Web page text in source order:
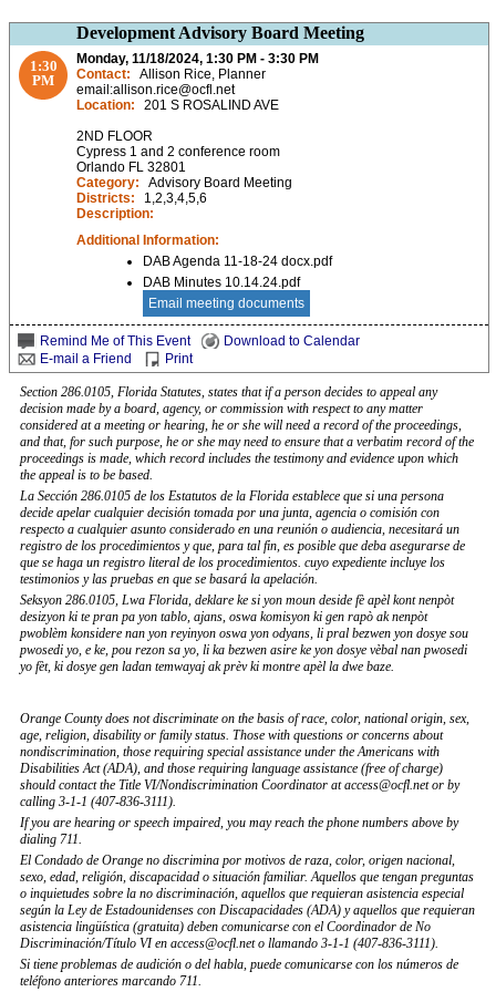
Development Advisory Board Meeting
1:30
PM
Monday, 11/18/2024, 1:30 PM - 3:30 PM
Contact:
Allison Rice, Planner
email:allison.rice@ocfl.net
Location:
201 S ROSALIND AVE
2ND FLOOR
Cypress 1 and 2 conference room
Orlando FL 32801
Category:
Advisory Board Meeting
Districts:
1,2,3,4,5,6
Description:
Additional Information:
DAB Agenda 11-18-24 docx.pdf
DAB Minutes 10.14.24.pdf
Email meeting documents
Remind Me of This Event
Download to Calendar
E-mail a Friend
Print
Section 286.0105, Florida Statutes, states that if a person decides to appeal any
decision made by a board, agency, or commission with respect to any matter
considered at a meeting or hearing, he or she will need a record of the proceedings,
and that, for such purpose, he or she may need to ensure that a verbatim record of the
proceedings is made, which record includes the testimony and evidence upon which
the appeal is to be based.
La Sección 286.0105 de los Estatutos de la Florida establece que si una persona
decide apelar cualquier decisión tomada por una junta, agencia o comisión con
respecto a cualquier asunto considerado en una reunión o audiencia, necesitará un
registro de los procedimientos y que, para tal fin, es posible que deba asegurarse de
que se haga un registro literal de los procedimientos. cuyo expediente incluye los
testimonios y las pruebas en que se basará la apelación.
Seksyon 286.0105, Lwa Florida, deklare ke si yon moun deside fè apèl kont nenpòt
desizyon ki te pran pa yon tablo, ajans, oswa komisyon ki gen rapò ak nenpòt
pwoblèm konsidere nan yon reyinyon oswa yon odyans, li pral bezwen yon dosye sou
pwosedi yo, e ke, pou rezon sa yo, li ka bezwen asire ke yon dosye vèbal nan pwosedi
yo fèt, ki dosye gen ladan temwayaj ak prèv ki montre apèl la dwe baze.
Orange County does not discriminate on the basis of race, color, national origin, sex,
age, religion, disability or family status. Those with questions or concerns about
nondiscrimination, those requiring special assistance under the Americans with
Disabilities Act (ADA), and those requiring language assistance (free of charge)
should contact the Title VI/Nondiscrimination Coordinator at access@ocfl.net or by
calling 3-1-1 (407-836-3111).
If you are hearing or speech impaired, you may reach the phone numbers above by
dialing 711.
El Condado de Orange no discrimina por motivos de raza, color, origen nacional,
sexo, edad, religión, discapacidad o situación familiar. Aquellos que tengan preguntas
o inquietudes sobre la no discriminación, aquellos que requieran asistencia especial
según la Ley de Estadounidenses con Discapacidades (ADA) y aquellos que requieran
asistencia lingüística (gratuita) deben comunicarse con el Coordinador de No
Discriminación/Título VI en access@ocfl.net o llamando 3-1-1 (407-836-3111).
Si tiene problemas de audición o del habla, puede comunicarse con los números de
teléfono anteriores marcando 711.